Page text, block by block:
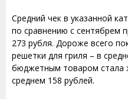
Средний чек в указанной
по сравнению с сентябрем
273 рубля. Дороже всего
решетки для гриля – в
бюджетным товаром стала
среднем 158 рублей.